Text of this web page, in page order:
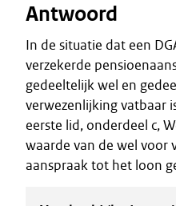
Antwoord
In de situatie dat een
verzekerde
gedeeltelijk wel en
verwezenlijking vatbaar
eerste lid, onderdeel c,
waarde van de wel voor
aanspraak tot het loon